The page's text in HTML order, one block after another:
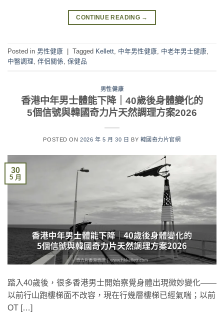
CONTINUE READING →
Posted in 男性健康 Tagged Kellett, 中年男性健康, 中老年男士健康,
中醫調理, 伴侶關係, 保健品
男性健康
香港中年男士體能下降｜40歲後身體變化的
5個信號與韓國奇力片天然調理方案2026
POSTED ON2026 年 5 月 30 日 BY 韓國奇力片官網
30
5 月
踏入40歲後，很多香港男士開始察覺身體出現微妙變化——
以前行山跑樓梯面不改容，現在行幾層樓梯已經氣喘；以前
OT […]